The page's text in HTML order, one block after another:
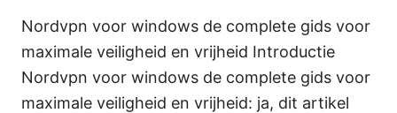
Nordvpn voor windows de complete gids voor
maximale veiligheid en vrijheid Introductie
Nordvpn voor windows de complete gids voor
maximale veiligheid en vrijheid: ja, dit artikel